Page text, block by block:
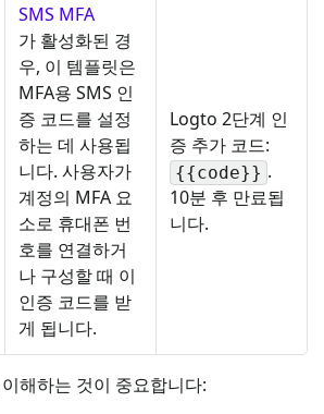
SMS MFA
가 활성화된 경
우, 이 템플릿은
MFA용 SMS 인
증 코드를 설정
하는 데 사용됩
니다. 사용자가
계정의 MFA 요
소로 휴대폰 번
호를 연결하거
나 구성할 때 이
인증 코드를 받
게 됩니다.
Logto 2단계 인
증 추가 코드:
{{code}} .
10분 후 만료됩
니다.
해하는 것이 중요합니다: